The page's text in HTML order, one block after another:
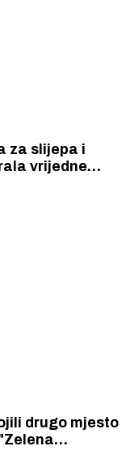
za slijepa i
vrijedne
drugo mjesto